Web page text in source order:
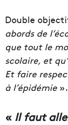
Double
abords de
que tout le
scolaire, et
Et faire
à l’épidémie».
«Il faut